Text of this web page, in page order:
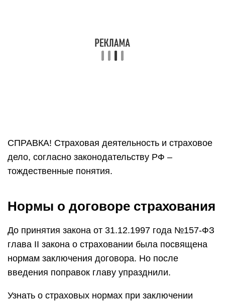
СПРАВКА! Страховая деятельность и страховое
дело, согласно законодательству РФ –
тождественные понятия.
Нормы о договоре страхования
До принятия закона от 31.12.1997 года №157-ФЗ
глава II закона о страховании была посвящена
нормам заключения договора. Но после
введения поправок главу упразднили.
Узнать о страховых нормах при заключении